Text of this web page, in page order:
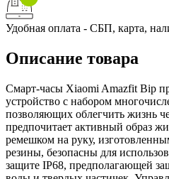
Удобная оплата - СБП, карта,
Описание товара
Смарт-часы Xiaomi Amazfit Bip
устройство с набором
позволяющих облегчить жизнь
предпочитает активный образ
ремешком на руку,
резины, безопасны для
защите IP68, предполагающей